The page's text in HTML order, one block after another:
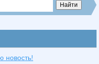
новость!